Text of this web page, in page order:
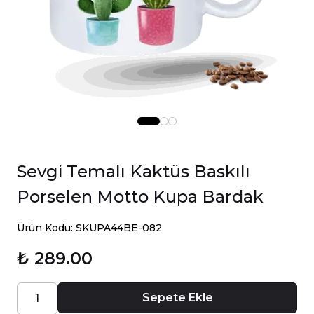
Sevgi Temalı Kaktüs Baskılı
Porselen Motto Kupa Bardak
Ürün Kodu: SKUPA44BE-082
₺ 289.00
Sepete Ekle